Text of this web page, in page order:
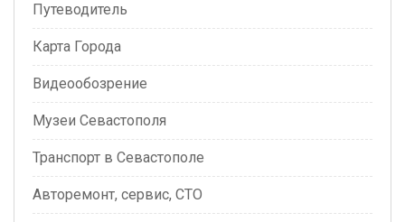
Путеводитель
Карта Города
Видеообозрение
Музеи Севастополя
Транспорт в Севастополе
Авторемонт, сервис, СТО